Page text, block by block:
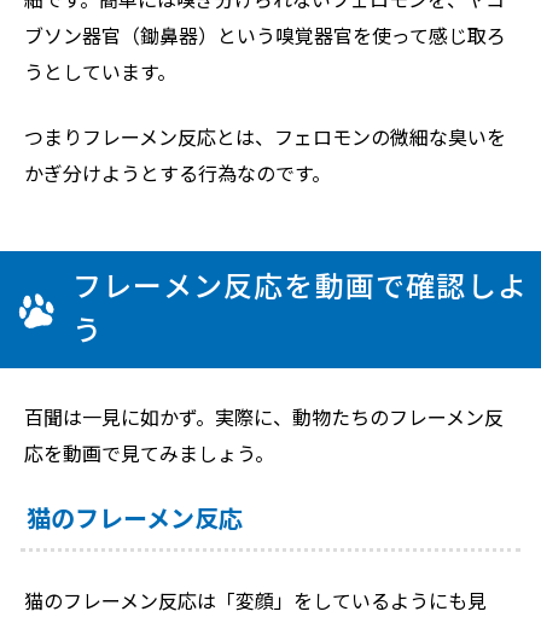
ブソン器官（鋤鼻器）という嗅覚器官を使って感じ取ろ
うとしています。
つまりフレーメン反応とは、フェロモンの微細な臭いを
かぎ分けようとする行為なのです。
フレーメン反応を動画で確認しよ
う
百聞は一見に如かず。実際に、動物たちのフレーメン反
応を動画で見てみましょう。
猫のフレーメン反応
猫のフレーメン反応は「変顔」をしているようにも見